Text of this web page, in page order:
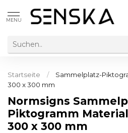
MENU
Startseite /
Sammelplatz-
300 x 300 mm
Normsigns
Piktogramm
300 x 300 mm